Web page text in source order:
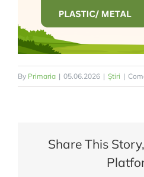
By Primaria | 05.06.2026 | Știri |
Share This